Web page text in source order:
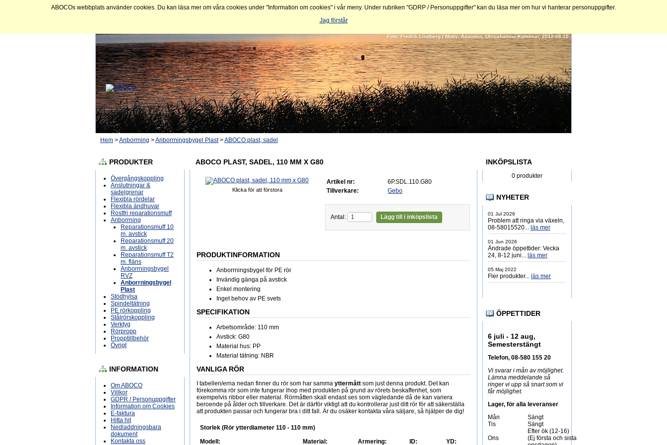
ABOCOs webbplats använder cookies. Du kan läsa mer om våra cookies under "Information om cookies" i vår meny. Under rubriken "GDRP / Personuppgifter" kan du läsa mer om hur vi hanterar personuppgifter.
Jag förstår
Foto: Fredrik Lindberg | Motiv: Åsunden, Ulricehamns Kommun, 2012-08-10
Hem Logga In Inköpslista
Hem >Anborrning >Anborrningsbygel Plast>ABOCO plast, sadel
PRODUKTER
Övergångskoppling
Anslutningar &
sadelgrenar
Flexibla rördelar
Flexibla ändhuvar
Rostfri reparationsmuff
Anborrning
Reparationsmuff 10
m. avstick
Reparationsmuff 20
m. avstick
Reparationsmuff T2
m. fläns
Anborrningsbygel
RVZ
Anborrningsbygel
Plast
Stödhylsa
Spindeltätning
PE rörkoppling
Stålrörskoppling
Verktyg
Rörpropp
Propptillbehör
Övrigt
INFORMATION
Om ABOCO
Villkor
GDPR / Personuppgifter
Information om Cookies
E-faktura
Hitta hit
Nedladdningsbara
dokument
Kontakta oss
INKÖPSLISTA
0 produkter
NYHETER
01 Jul 2026
Problem att ringa via växeln,
08-58015520... läs mer
01 Jun 2026
Ändrade öppettider: Vecka
24, 8-12 juni... läs mer
05 Maj 2022
Fler produkter... läs mer
ÖPPETTIDER
6 juli - 12 aug,
Semesterstängt
Telefon, 08-580 155 20
Vi svarar i mån av möjlighet.
Lämna meddelande så
ringer vi upp så snart som vi
får möjlighet.
Lager, för alla leveranser
Mån
Sängt
Tis
Sängt
Ons
Efter ök (12-16)
(Ej första och sista
ABOCO PLAST, SADEL, 110 MM X G80
Klicka för att förstora
Artikel nr:
6P.SDL.110.G80
Tillverkare:
Gebo
Antal: Lägg till i inköpslista
PRODUKTINFORMATION
Anborrningsbygel för PE rör
Invändig gänga på avstick
Enkel montering
Inget behov av PE svets
SPECIFIKATION
Arbetsområde: 110 mm
Avstick: G80
Material hus: PP
Material tätning: NBR
VANLIGA RÖR
I tabellen/erna nedan finner du rör som har samma yttermått som just denna produkt. Det kan
förekomma rör som inte fungerar ihop med produkten på grund av rörets beskaffenhet, som
exempelvis ribbor eller material. Rörmåtten skall endast ses som vägledande då de kan variera
beroende på ålder och tillverkare. Det är därför viktigt att du kontrollerar just ditt rör för att säkerställa
att produkten passar och fungerar bra i ditt fall. Är du osäker kontakta våra säljare, så hjälper de dig!
Storlek (Rör ytterdiameter 110 - 110 mm)
Modell:
Material: Armering: ID: YD: